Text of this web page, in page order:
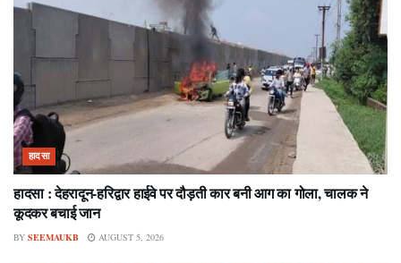
हादसा
हादसा : देहरादून-हरिद्वार हाईवे पर दौड़ती कार बनी आग का गोला, चालक ने
कूदकर बचाई जान
BY SEEMAUKB AUGUST 5, 2026